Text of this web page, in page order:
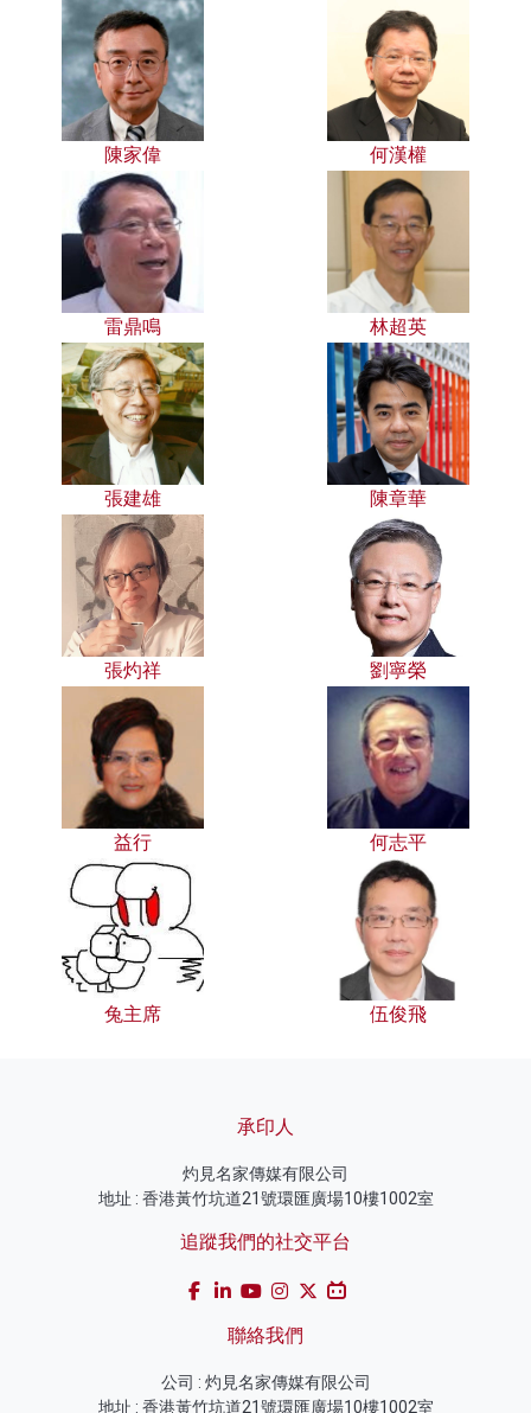
陳家偉 何漢權
雷鼎鳴 林超英
張建雄 陳章華
張灼祥 劉寧榮
益行 何志平
兔主席 伍俊飛
承印人
灼見名家傳媒有限公司
地址 : 香港黃竹坑道21號環匯廣場10樓1002室
追蹤我們的社交平台
聯絡我們
公司 : 灼見名家傳媒有限公司
地址 : 香港黃竹坑道21號環匯廣場10樓1002室